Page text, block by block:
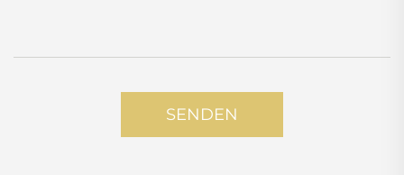
SENDEN